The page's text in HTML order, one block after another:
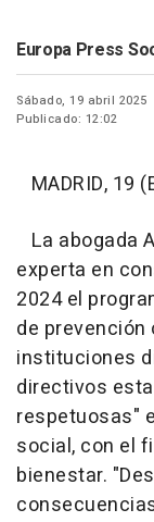
Europa Press
Sábado, 19 abril 2025
Publicado: 12:02
MADRID, 19
La abogada
experta en
2024 el
de
instituciones
directivos
respetuosas"
social, con el
bienestar.